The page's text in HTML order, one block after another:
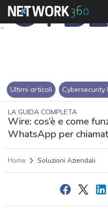
Ultimi articoli Cybersecurity
LA GUIDA COMPLETA
Wire: cos’è e come
WhatsApp per
Home Soluzioni Aziendali